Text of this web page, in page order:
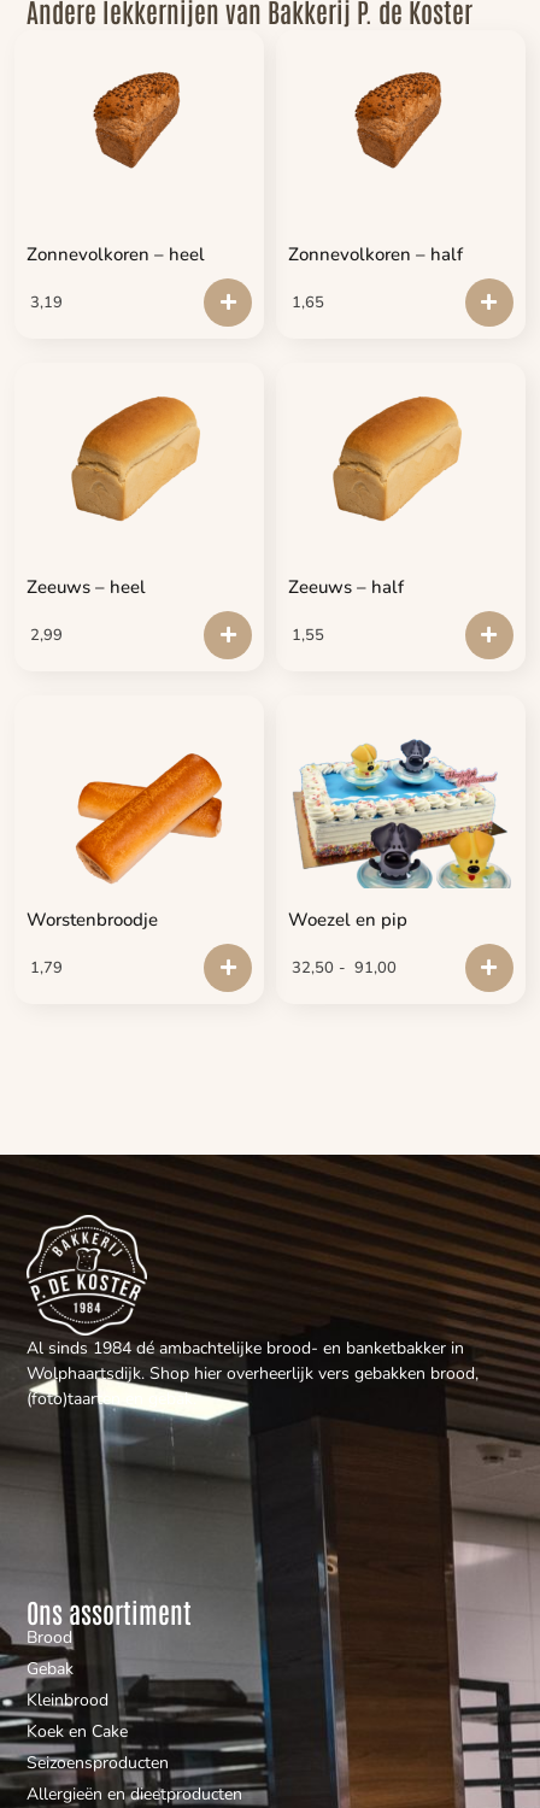
Andere lekkernijen van Bakkerij P. de Koster
Zonnevolkoren – heel
3,19
Zonnevolkoren – half
1,65
Zeeuws – heel
2,99
Zeeuws – half
1,55
Worstenbroodje
1,79
Woezel en pip
32,50 - 91,00
Al sinds 1984 dé ambachtelijke brood- en banketbakker in
Wolphaartsdijk. Shop hier overheerlijk vers gebakken brood,
(foto)taarten en gebak.
Ons assortiment
Brood
Gebak
Kleinbrood
Koek en Cake
Seizoensproducten
Allergieën en dieetproducten